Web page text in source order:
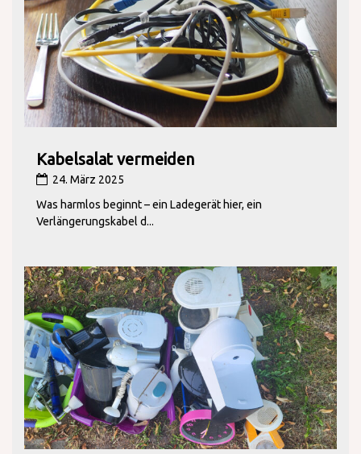
Kabelsalat vermeiden
24. März 2025
Was harmlos beginnt – ein Ladegerät hier, ein
Verlängerungskabel d...